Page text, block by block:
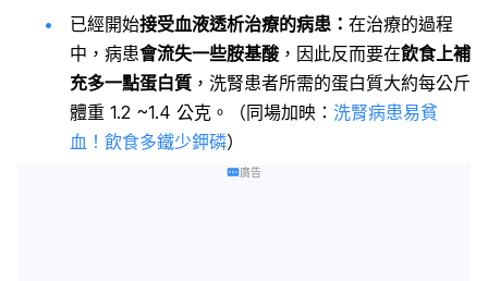
已經開始接受血液透析治療的病患： 在治療的過程
中，病患會流失一些胺基酸 ，因此反而要在飲食上補
充多一點蛋白質 ，洗腎患者所需的蛋白質大約每公斤
體重 1.2 ~1.4 公克。（同場加映： 洗腎病患易貧
血！飲食多鐵少鉀磷）
廣告